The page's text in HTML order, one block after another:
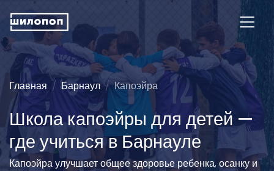
Главная Барнаул Капоэйра
Школа капоэйры для детей —
где учиться в Барнауле
Капоэйра улучшает общее здоровье ребенка, осанку и